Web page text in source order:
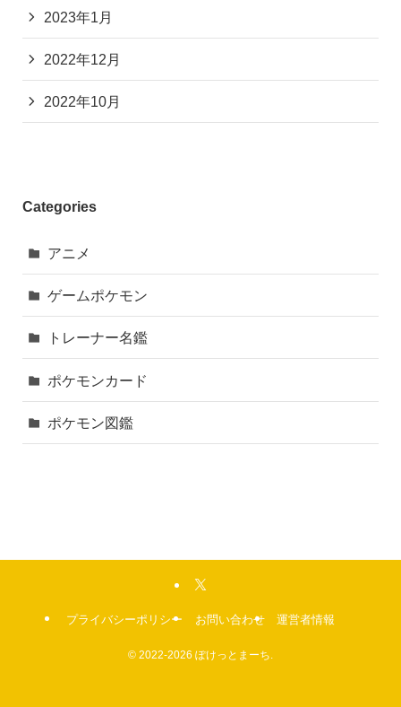
2023年1月
2022年12月
2022年10月
Categories
アニメ
ゲームポケモン
トレーナー名鑑
ポケモンカード
ポケモン図鑑
プライバシーポリシー お問い合わせ 運営者情報
© 2022-2026 ぽけっとまーち.